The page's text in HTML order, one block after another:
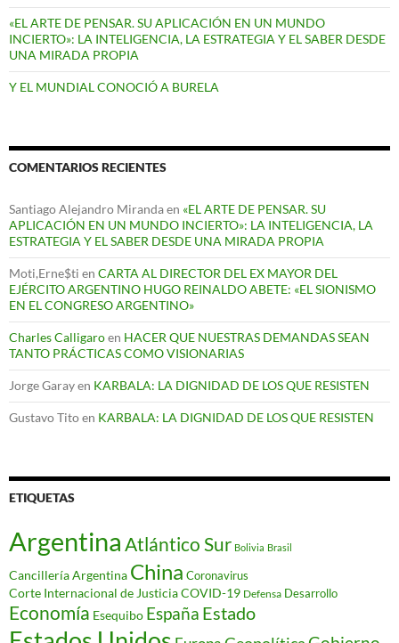
«EL ARTE DE PENSAR. SU APLICACIÓN EN UN MUNDO
INCIERTO»: LA INTELIGENCIA, LA ESTRATEGIA Y EL SABER DESDE
UNA MIRADA PROPIA
Y EL MUNDIAL CONOCIÓ A BURELA
COMENTARIOS RECIENTES
Santiago Alejandro Mirandaen «EL ARTE DE PENSAR. SU
APLICACIÓN EN UN MUNDO INCIERTO»: LA INTELIGENCIA, LA
ESTRATEGIA Y EL SABER DESDE UNA MIRADA PROPIA
Moti,Erne$ti en CARTA AL DIRECTOR DEL EX MAYOR DEL
EJÉRCITO ARGENTINO HUGO REINALDO ABETE: «EL SIONISMO
EN EL CONGRESO ARGENTINO»
Charles Calligaroen HACER QUE NUESTRAS DEMANDAS SEAN
TANTO PRÁCTICAS COMO VISIONARIAS
Jorge Garayen KARBALA: LA DIGNIDAD DE LOS QUE RESISTEN
Gustavo Titoen KARBALA: LA DIGNIDAD DE LOS QUE RESISTEN
ETIQUETAS
Argentina Atlántico Sur Bolivia Brasil
Cancillería Argentina China Coronavirus
Corte Internacional de JusticiaCOVID-19 Defensa Desarrollo
Economía Esequibo España Estado